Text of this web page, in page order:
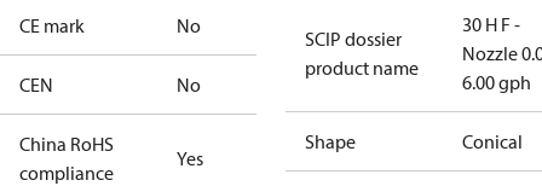
CE mark No
CEN No
China RoHS
compliance
Yes
SCIP dossier
product name
30 H F -
Nozzle
6.00 gph
Shape Conical